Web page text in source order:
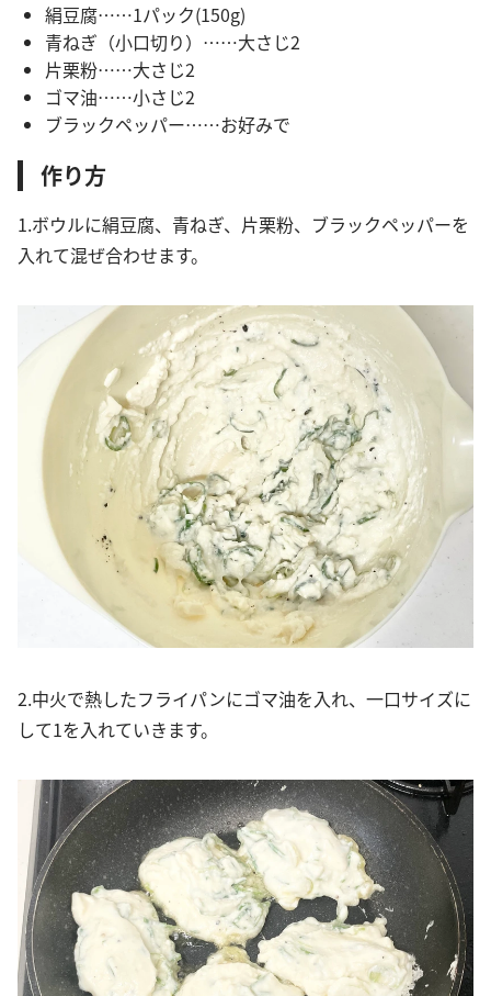
絹豆腐……1パック(150g)
青ねぎ（小口切り）……大さじ2
片栗粉……大さじ2
ゴマ油……小さじ2
ブラックペッパー……お好みで
作り方
1.ボウルに絹豆腐、青ねぎ、片栗粉、ブラックペッパーを
入れて混ぜ合わせます。
2.中火で熱したフライパンにゴマ油を入れ、一口サイズに
して1を入れていきます。